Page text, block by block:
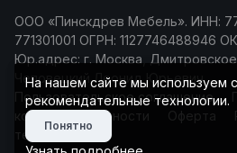
ООО «Пинскдрев Мебель». ИНН:
771301001 ОГРН: 1127746488946
Юр.адрес: г. Москва, Дмитровское
Чеповецкий Леонид Юрьевич
Пользовательское соглашение
конфиденциальности
Оферта
технологии
На нашем сайте мы используем
рекомендательные технологии.
Понятно